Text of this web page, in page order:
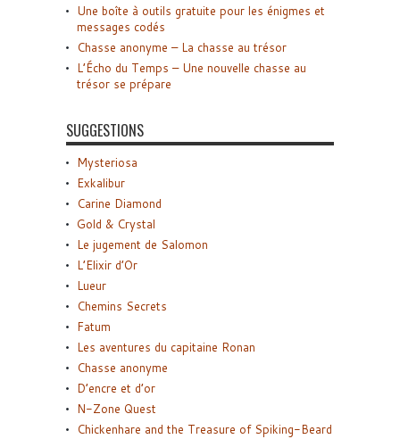
Une boîte à outils gratuite pour les énigmes et
messages codés
Chasse anonyme – La chasse au trésor
L’Écho du Temps – Une nouvelle chasse au
trésor se prépare
SUGGESTIONS
Mysteriosa
Exkalibur
Carine Diamond
Gold & Crystal
Le jugement de Salomon
L’Elixir d’Or
Lueur
Chemins Secrets
Fatum
Les aventures du capitaine Ronan
Chasse anonyme
D’encre et d’or
N-Zone Quest
Chickenhare and the Treasure of Spiking-Beard